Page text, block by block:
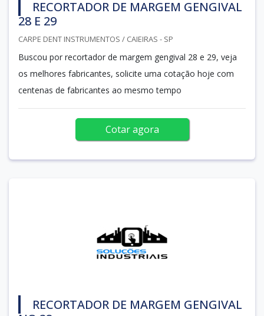
RECORTADOR DE MARGEM GENGIVAL
28 E 29
CARPE DENT INSTRUMENTOS / CAIEIRAS - SP
Buscou por recortador de margem gengival 28 e 29, veja
os melhores fabricantes, solicite uma cotação hoje com
centenas de fabricantes ao mesmo tempo
Cotar agora
RECORTADOR DE MARGEM GENGIVAL